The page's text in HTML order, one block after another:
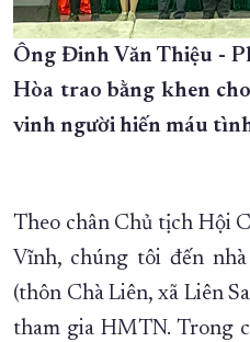
Ông Đinh Văn Thiệu -
Hòa trao bằng khen
vinh người hiến máu
Theo chân Chủ tịch Hội
Vĩnh, chúng tôi đến
(thôn Chà Liên, xã Liên
tham gia HMTN. Trong